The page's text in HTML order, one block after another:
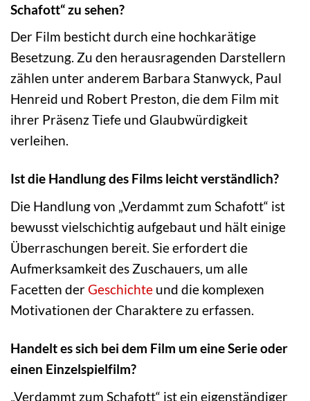
Schafott“ zu sehen?
Der Film besticht durch eine hochkarätige
Besetzung. Zu den herausragenden Darstellern
zählen unter anderem Barbara Stanwyck, Paul
Henreid und Robert Preston, die dem Film mit
ihrer Präsenz Tiefe und Glaubwürdigkeit
verleihen.
Ist die Handlung des Films leicht verständlich?
Die Handlung von „Verdammt zum Schafott“ ist
bewusst vielschichtig aufgebaut und hält einige
Überraschungen bereit. Sie erfordert die
Aufmerksamkeit des Zuschauers, um alle
Facetten derGeschichte und die komplexen
Motivationen der Charaktere zu erfassen.
Handelt es sich bei dem Film um eine Serie oder
einen Einzelspielfilm?
„Verdammt zum Schafott“ ist ein eigenständiger